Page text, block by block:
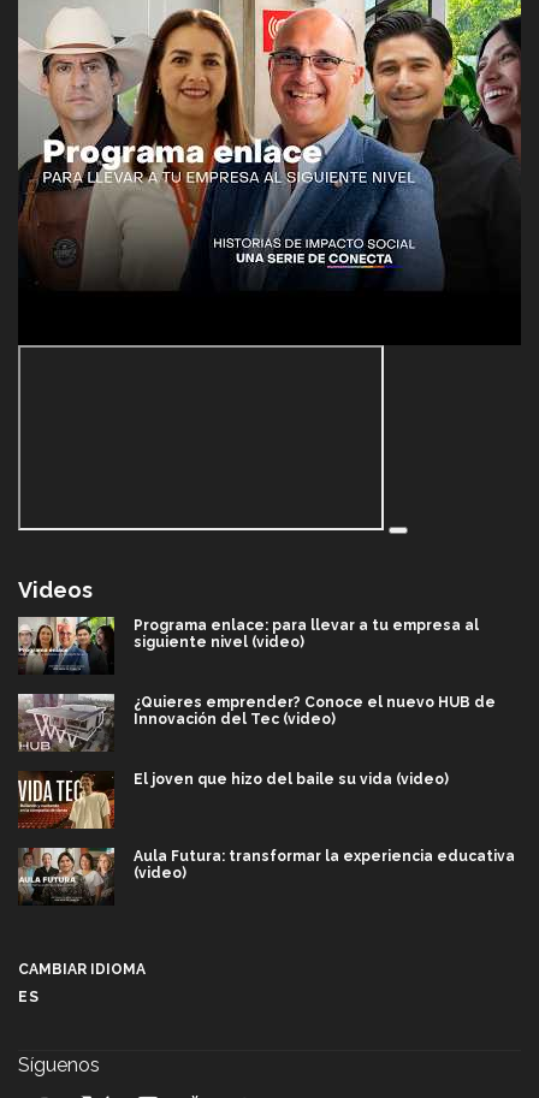
Videos
Programa enlace: para llevar a tu empresa al
siguiente nivel (video)
¿Quieres emprender? Conoce el nuevo HUB de
Innovación del Tec (video)
El joven que hizo del baile su vida (video)
Aula Futura: transformar la experiencia educativa
(video)
CAMBIAR IDIOMA
ES
Síguenos